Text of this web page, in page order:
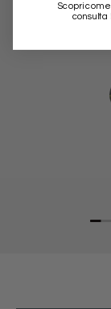
Scopri
consulta